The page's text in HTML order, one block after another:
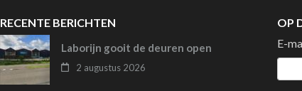
RECENTE BERICHTEN
Laborijn gooit de deuren open
2 augustus 2026
OP
E-